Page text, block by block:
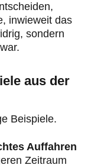
inwieweit das
sondern
aus der
Beispiele.
Auffahren
Zeitraum